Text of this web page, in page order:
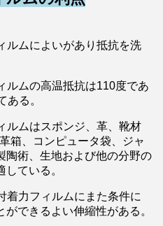
ルムによいがあり抵抗を洗
ルムの高温抵抗は110度であ
ある。
ルムはスポンジ、革、靴材
箱、コンピュータ袋、ジャ
陶術、生地および他の分野の
ている。
着力フィルムにまた条件に
できるよい伸縮性がある。